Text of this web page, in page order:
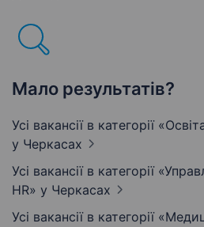
Мало результатів?
Усі вакансії в категорії
у Черкасах
Усі вакансії в категорії
HR» у Черкасах
Усі вакансії в категорії